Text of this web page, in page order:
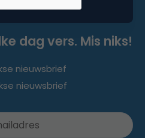
dag vers. Mis niks!
nieuwsbrief
nieuwsbrief